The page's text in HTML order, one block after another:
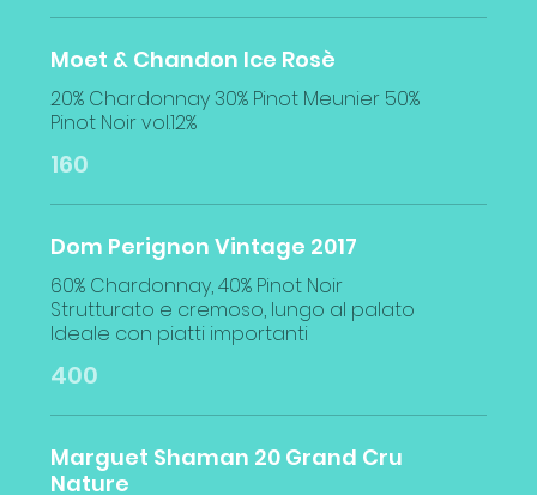
Moet & Chandon Ice Rosè
20% Chardonnay 30% Pinot Meunier 50%
Pinot Noir vol.12%
160
Dom Perignon Vintage 2017
60% Chardonnay, 40% Pinot Noir
Strutturato e cremoso, lungo al palato
400
Marguet Shaman 20 Grand Cru
Nature